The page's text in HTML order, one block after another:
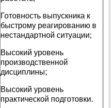
Готовность выпускника к
быстрому реагированию в
нестандартной ситуации;
Высокий уровень
производственной
дисциплины;
Высокий уровень
практической подготовки.